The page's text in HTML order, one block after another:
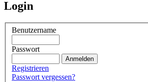
Login
Benutzername
Passwort
Registrieren
Passwort vergessen?